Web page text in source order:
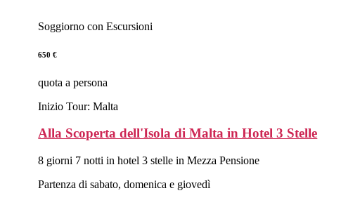
Soggiorno con Escursioni
650 €
quota a persona
Inizio Tour: Malta
Alla Scoperta dell'Isola di Malta in Hotel 3 Stelle
8 giorni 7 notti in hotel 3 stelle in Mezza Pensione
Partenza di sabato, domenica e giovedì